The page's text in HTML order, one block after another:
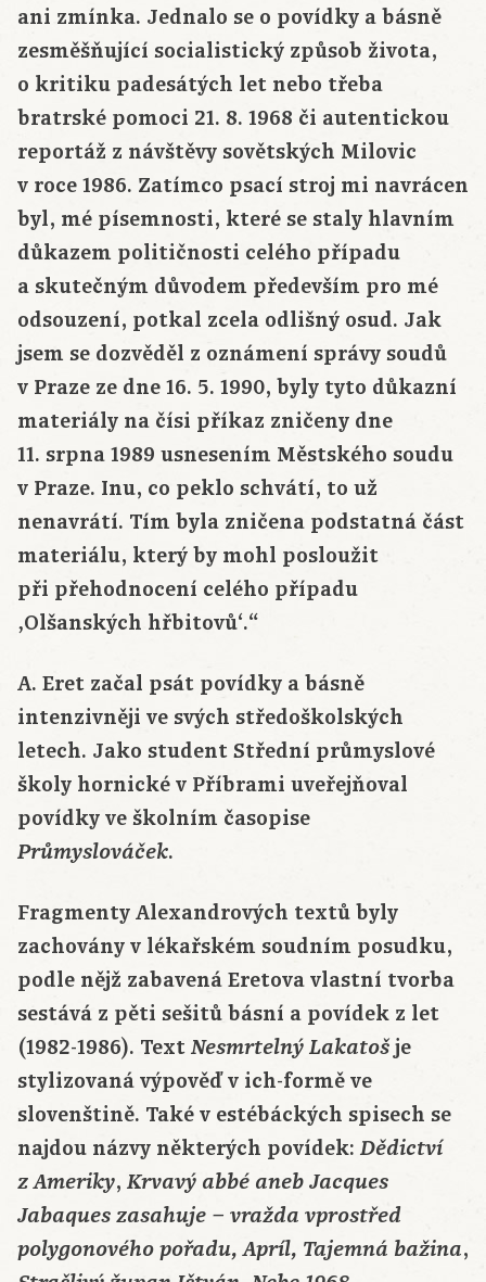
ani zmínka. Jednalo se o povídky a básně
zesměšňující socialistický způsob života,
o kritiku padesátých let nebo třeba
bratrské pomoci 21. 8. 1968 či autentickou
reportáž z návštěvy sovětských Milovic
v roce 1986. Zatímco psací stroj mi navrácen
byl, mé písemnosti, které se staly hlavním
důkazem političnosti celého případu
a skutečným důvodem především pro mé
odsouzení, potkal zcela odlišný osud. Jak
jsem se dozvěděl z oznámení správy soudů
v Praze ze dne 16. 5. 1990, byly tyto důkazní
materiály na čísi příkaz zničeny dne
11. srpna 1989 usnesením Městského soudu
v Praze. Inu, co peklo schvátí, to už
nenavrátí. Tím byla zničena podstatná část
materiálu, který by mohl posloužit
při přehodnocení celého případu
‚Olšanských hřbitovů‘.“
A. Eret začal psát povídky a básně
intenzivněji ve svých středoškolských
letech. Jako student Střední průmyslové
školy hornické v Příbrami uveřejňoval
povídky ve školním časopise
Průmyslováček.
Fragmenty Alexandrových textů byly
zachovány v lékařském soudním posudku,
podle nějž zabavená Eretova vlastní tvorba
sestává z pěti sešitů básní a povídek z let
(1982-1986). Text Nesmrtelný Lakatošje
stylizovaná výpověď v ich-formě ve
slovenštině. Také v estébáckých spisech se
najdou názvy některých povídek: Dědictví
z Ameriky, Krvavý abbé aneb Jacques
Jabaques zasahuje – vražda vprostřed
polygonového pořadu, Apríl, Tajemná bažina,